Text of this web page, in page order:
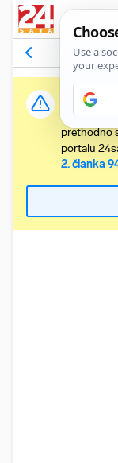
Komentari
Važna
Svaki
prethodno
portalu
2. članka